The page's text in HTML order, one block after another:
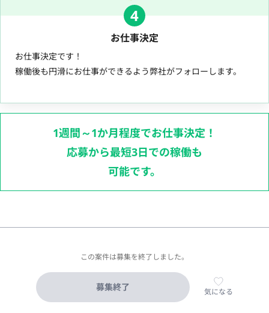
4
お仕事決定
お仕事決定です！
稼働後も円滑にお仕事ができるよう弊社がフォローします。
1週間～1か月程度でお仕事決定！
応募から最短3日での稼働も
可能です。
この案件は募集を終了しました。
募集終了 気になる